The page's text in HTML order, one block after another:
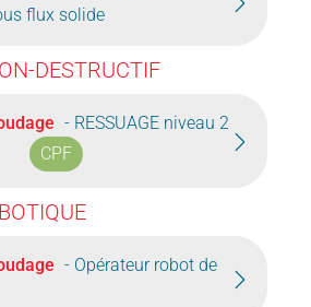
flux solide
DESTRUCTIF
- RESSUAGE niveau 2
CPF
- Opérateur robot de